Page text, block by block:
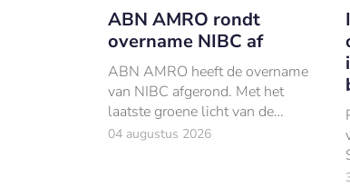
ABN AMRO rondt
overname NIBC af
ABN AMRO heeft de overname
van NIBC afgerond. Met het
laatste groene licht van de
toezichthouders is de Haagse
04 augustus 2026